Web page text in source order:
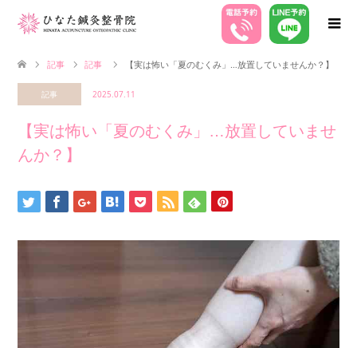
記事 記事 【実は怖い「夏のむくみ」…放置していませんか？】
記事 2025.07.11
【実は怖い「夏のむくみ」…放置していませ
んか？】